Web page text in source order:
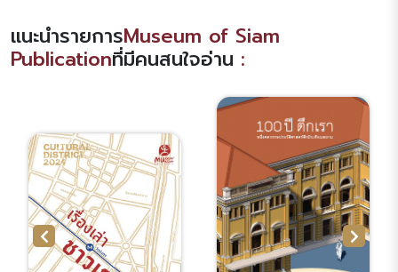
แนะนำรายการMuseum of Siam
Publicationที่มีคนสนใจอ่าน :